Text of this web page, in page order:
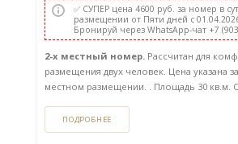
✅ СУПЕР цена 4600 руб. за номер в
размещении от Пяти дней с
Бронируй через WhatsApp-чат +7
2-х местный номер. Рассчитан для
размещения двух человек. Цена указана
местном размещении. . Площадь 30 кв.м.
Как забронировать этот вариант?...
ПОДРОБНЕЕ